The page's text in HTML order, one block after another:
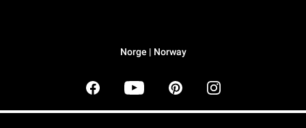
Norge | Norway